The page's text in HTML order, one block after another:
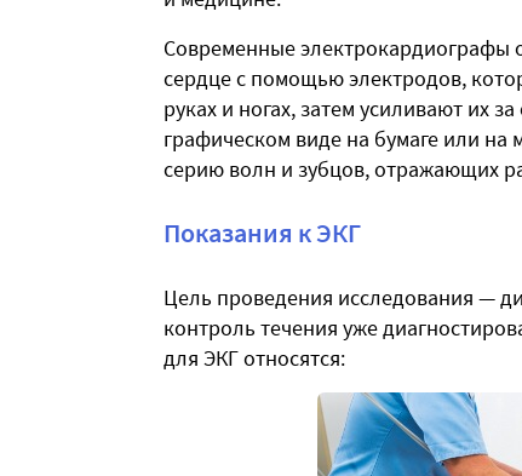
Современные электрокардиографы
сердце с помощью электродов,
руках и ногах, затем усиливают их
графическом виде на бумаге или
серию волн и зубцов, отражающих
Показания к ЭКГ
Цель проведения исследования —
контроль течения уже
для ЭКГ относятся: